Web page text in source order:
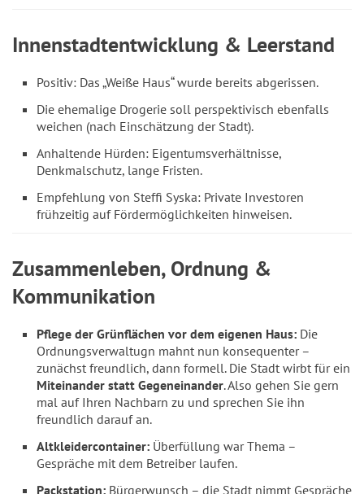
Innenstadtentwicklung & Leerstand
Positiv: Das „Weiße Haus“ wurde bereits abgerissen.
Die ehemalige Drogerie soll perspektivisch ebenfalls
weichen (nach Einschätzung der Stadt).
Anhaltende Hürden: Eigentumsverhältnisse,
Denkmalschutz, lange Fristen.
Empfehlung von Steffi Syska: Private Investoren
frühzeitig auf Fördermöglichkeiten hinweisen.
Zusammenleben, Ordnung &
Kommunikation
Pflege der Grünflächen vor dem eigenen Haus: Die
Ordnungsverwaltugn mahnt nun konsequenter –
zunächst freundlich, dann formell. Die Stadt wirbt für ein
Miteinander statt Gegeneinander. Also gehen Sie gern
mal auf Ihren Nachbarn zu und sprechen Sie ihn
freundlich darauf an.
Altkleidercontainer: Überfüllung war Thema –
Gespräche mit dem Betreiber laufen.
Packstation: Bürgerwunsch – die Stadt nimmt Gespräche